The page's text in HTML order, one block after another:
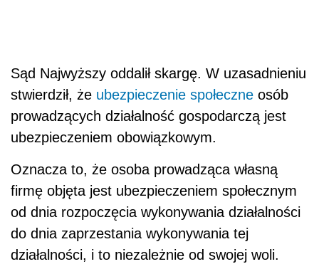
Sąd Najwyższy oddalił skargę. W uzasadnieniu
stwierdził, że ubezpieczenie społeczne osób
prowadzących działalność gospodarczą jest
ubezpieczeniem obowiązkowym.
Oznacza to, że osoba prowadząca własną
firmę objęta jest ubezpieczeniem społecznym
od dnia rozpoczęcia wykonywania działalności
do dnia zaprzestania wykonywania tej
działalności, i to niezależnie od swojej woli.